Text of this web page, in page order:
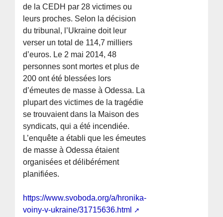
de la CEDH par 28 victimes ou
leurs proches. Selon la décision
du tribunal, l’Ukraine doit leur
verser un total de 114,7 milliers
d’euros. Le 2 mai 2014, 48
personnes sont mortes et plus de
200 ont été blessées lors
d’émeutes de masse à Odessa. La
plupart des victimes de la tragédie
se trouvaient dans la Maison des
syndicats, qui a été incendiée.
L’enquête a établi que les émeutes
de masse à Odessa étaient
organisées et délibérément
planifiées.
https://www.svoboda.org/a/hronika-
voiny-v-ukraine/31715636.html